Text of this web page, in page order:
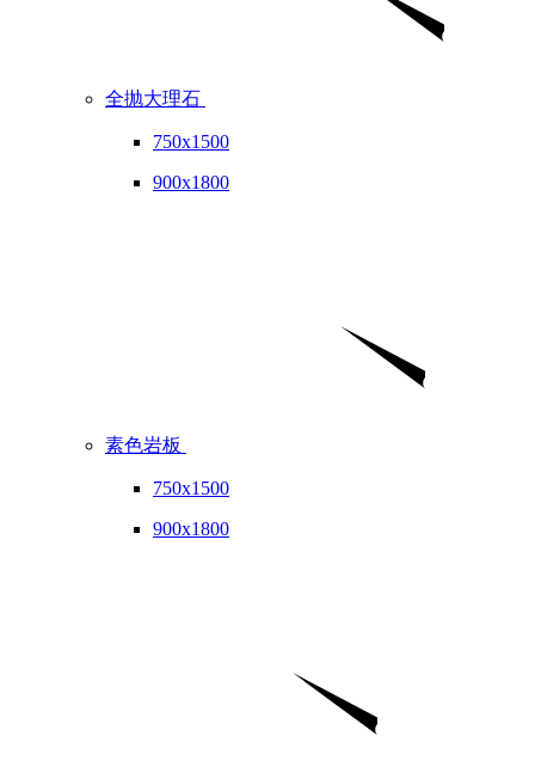
全抛大理石
750x1500
900x1800
素色岩板
750x1500
900x1800